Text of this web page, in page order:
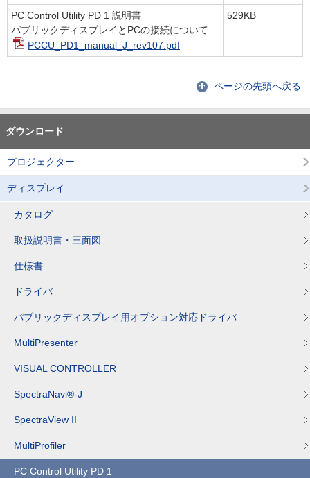
PC Control Utility PD 1 説明書
パブリックディスプレイとPCの接続について
PCCU_PD1_manual_J_rev107.pdf
529KB
ページの先頭へ戻る
ダウンロード
プロジェクター
ディスプレイ
カタログ
取扱説明書・三面図
仕様書
ドライバ
パブリックディスプレイ用オプション対応ドライバ
MultiPresenter
VISUAL CONTROLLER
SpectraNavi®-J
SpectraView II
MultiProfiler
PC Control Utility PD 1